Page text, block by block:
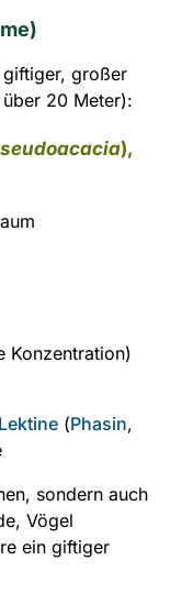
giftiger, großer
20 Meter):
),
Konzentration)
Lektine (Phasin,
sondern auch
Vögel
ein giftiger